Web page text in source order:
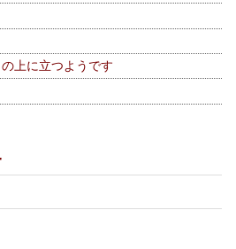
上に立つようです